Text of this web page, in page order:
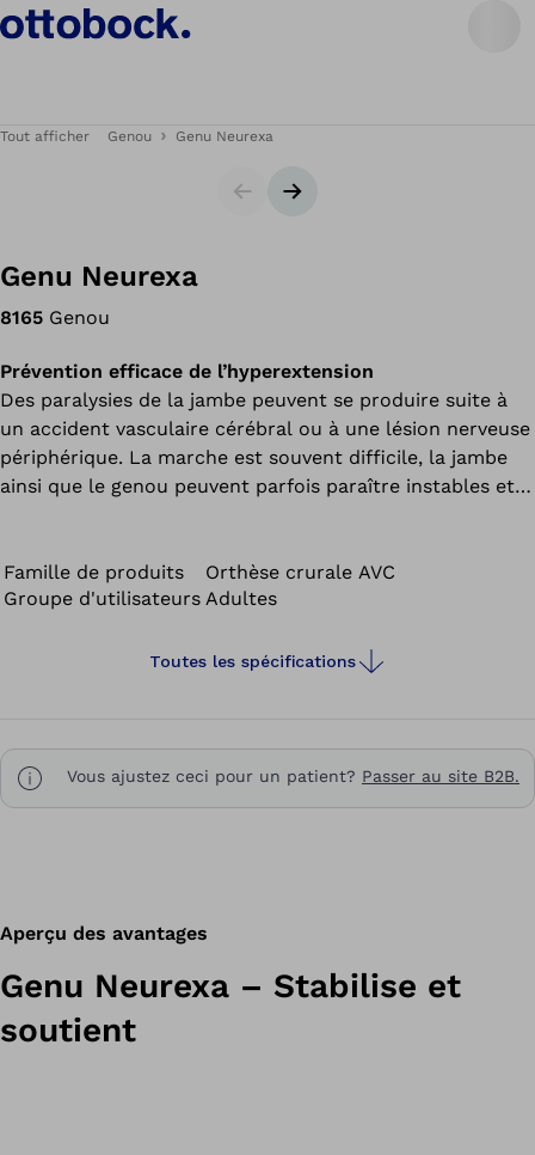
Tout afficher Genou Genu Neurexa
CarrouselBannière suivante
Genu Neurexa
8165 Genou
Prévention efficace de l’hyperextension
Des paralysies de la jambe peuvent se produire suite à
un accident vasculaire cérébral ou à une lésion nerveuse
périphérique. La marche est souvent difficile, la jambe
ainsi que le genou peuvent parfois paraître instables et
Famille de produits
Orthèse crurale AVC
Groupe d'utilisateurs Adultes
Toutes les spécifications
Vous ajustez ceci pour un patient? Passer au site B2B.
Aperçu des avantages
Genu Neurexa – Stabilise et
soutient